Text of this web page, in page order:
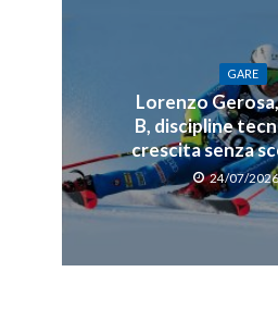
GARE
Lorenzo
B, discipline
crescita senza
24/07/2026